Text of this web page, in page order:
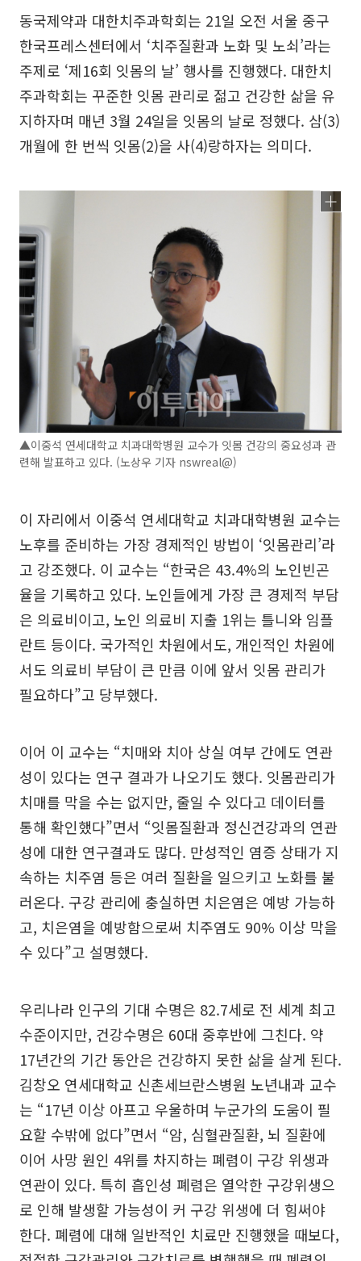
동국제약과 대한치주과학회는 21일 오전 서울 중구
한국프레스센터에서 ‘치주질환과 노화 및 노쇠’라는
주제로 ‘제16회 잇몸의 날’ 행사를 진행했다. 대한치
주과학회는 꾸준한 잇몸 관리로 젊고 건강한 삶을 유
지하자며 매년 3월 24일을 잇몸의 날로 정했다. 삼(3)
개월에 한 번씩 잇몸(2)을 사(4)랑하자는 의미다.
▲이중석 연세대학교 치과대학병원 교수가 잇몸 건강의 중요성과 관
련해 발표하고 있다. (노상우 기자 nswreal@)
이 자리에서 이중석 연세대학교 치과대학병원 교수는
노후를 준비하는 가장 경제적인 방법이 ‘잇몸관리’라
고 강조했다. 이 교수는 “한국은 43.4%의 노인빈곤
율을 기록하고 있다. 노인들에게 가장 큰 경제적 부담
은 의료비이고, 노인 의료비 지출 1위는 틀니와 임플
란트 등이다. 국가적인 차원에서도, 개인적인 차원에
서도 의료비 부담이 큰 만큼 이에 앞서 잇몸 관리가
필요하다”고 당부했다.
이어 이 교수는 “치매와 치아 상실 여부 간에도 연관
성이 있다는 연구 결과가 나오기도 했다. 잇몸관리가
치매를 막을 수는 없지만, 줄일 수 있다고 데이터를
통해 확인했다”면서 “잇몸질환과 정신건강과의 연관
성에 대한 연구결과도 많다. 만성적인 염증 상태가 지
속하는 치주염 등은 여러 질환을 일으키고 노화를 불
러온다. 구강 관리에 충실하면 치은염은 예방 가능하
고, 치은염을 예방함으로써 치주염도 90% 이상 막을
수 있다”고 설명했다.
우리나라 인구의 기대 수명은 82.7세로 전 세계 최고
수준이지만, 건강수명은 60대 중후반에 그친다. 약
17년간의 기간 동안은 건강하지 못한 삶을 살게 된다.
김창오 연세대학교 신촌세브란스병원 노년내과 교수
는 “17년 이상 아프고 우울하며 누군가의 도움이 필
요할 수밖에 없다”면서 “암, 심혈관질환, 뇌 질환에
이어 사망 원인 4위를 차지하는 폐렴이 구강 위생과
연관이 있다. 특히 흡인성 폐렴은 열악한 구강위생으
로 인해 발생할 가능성이 커 구강 위생에 더 힘써야
한다. 폐렴에 대해 일반적인 치료만 진행했을 때보다,